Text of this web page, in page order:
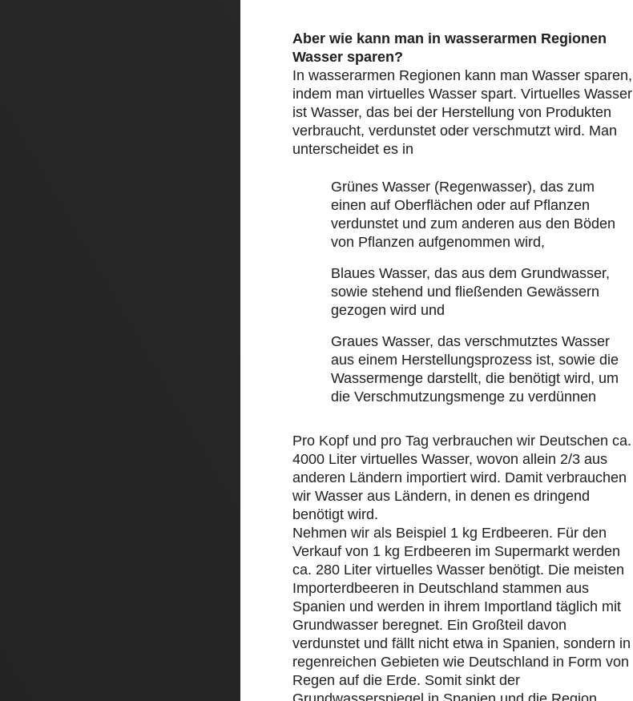
Aber wie kann man in wasserarmen Regionen
Wasser sparen?
In wasserarmen Regionen kann man Wasser sparen,
indem man virtuelles Wasser spart. Virtuelles Wasser
ist Wasser, das bei der Herstellung von Produkten
verbraucht, verdunstet oder verschmutzt wird. Man
unterscheidet es in
Grünes Wasser (Regenwasser), das zum
einen auf Oberflächen oder auf Pflanzen
verdunstet und zum anderen aus den Böden
von Pflanzen aufgenommen wird,
Blaues Wasser, das aus dem Grundwasser,
sowie stehend und fließenden Gewässern
gezogen wird und
Graues Wasser, das verschmutztes Wasser
aus einem Herstellungsprozess ist, sowie die
Wassermenge darstellt, die benötigt wird, um
die Verschmutzungsmenge zu verdünnen
Pro Kopf und pro Tag verbrauchen wir Deutschen ca.
4000 Liter virtuelles Wasser, wovon allein 2/3 aus
anderen Ländern importiert wird. Damit verbrauchen
wir Wasser aus Ländern, in denen es dringend
benötigt wird.
Nehmen wir als Beispiel 1 kg Erdbeeren. Für den
Verkauf von 1 kg Erdbeeren im Supermarkt werden
ca. 280 Liter virtuelles Wasser benötigt. Die meisten
Importerdbeeren in Deutschland stammen aus
Spanien und werden in ihrem Importland täglich mit
Grundwasser beregnet. Ein Großteil davon
verdunstet und fällt nicht etwa in Spanien, sondern in
regenreichen Gebieten wie Deutschland in Form von
Regen auf die Erde. Somit sinkt der